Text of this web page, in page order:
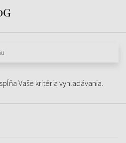
Vaše kritéria vyhľadávania.